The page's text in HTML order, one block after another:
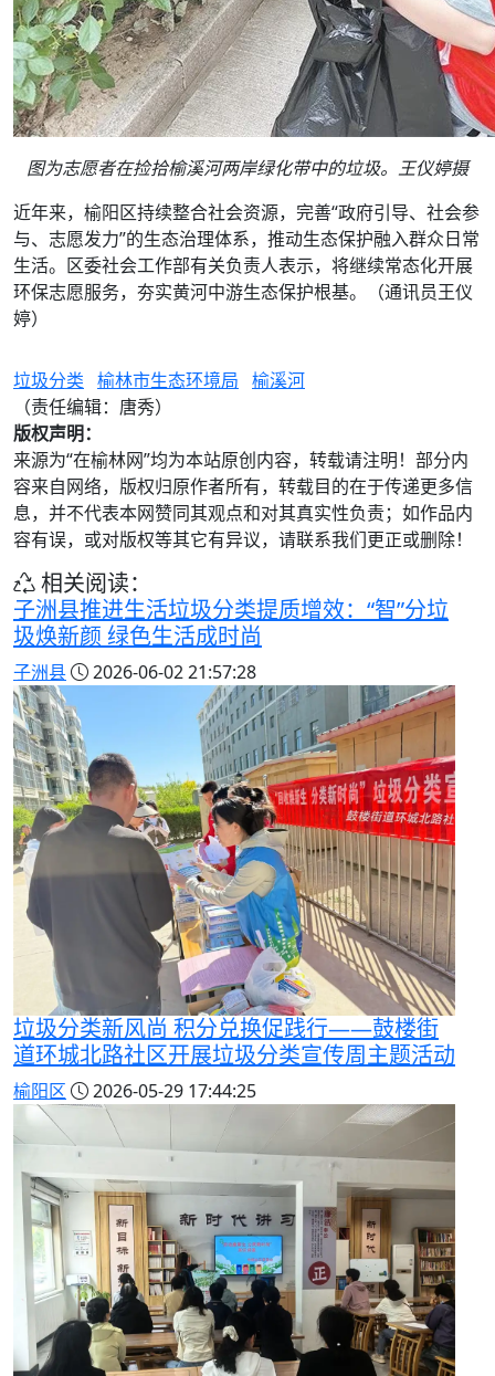
图为志愿者在捡拾榆溪河两岸绿化带中的垃圾。王仪婷摄
近年来，榆阳区持续整合社会资源，完善“政府引导、社会参
与、志愿发力”的生态治理体系，推动生态保护融入群众日常
生活。区委社会工作部有关负责人表示，将继续常态化开展
环保志愿服务，夯实黄河中游生态保护根基。（通讯员王仪
婷）
垃圾分类 榆林市生态环境局 榆溪河
（责任编辑：唐秀）
版权声明：
来源为“在榆林网”均为本站原创内容，转载请注明！部分内
容来自网络，版权归原作者所有，转载目的在于传递更多信
息，并不代表本网赞同其观点和对其真实性负责；如作品内
容有误，或对版权等其它有异议，请联系我们更正或删除！
相关阅读：
子洲县推进生活垃圾分类提质增效：“智”分垃
圾焕新颜 绿色生活成时尚
子洲县 2026-06-02 21:57:28
垃圾分类新风尚 积分兑换促践行——鼓楼街
道环城北路社区开展垃圾分类宣传周主题活动
榆阳区 2026-05-29 17:44:25